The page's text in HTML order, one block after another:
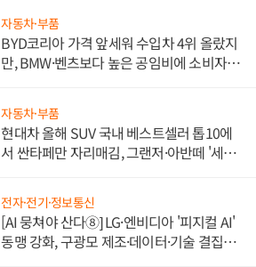
자동차·부품
BYD코리아 가격 앞세워 수입차 4위 올랐지
만, BMW·벤츠보다 높은 공임비에 소비자
자동차·부품
현대차 올해 SUV 국내 베스트셀러 톱10에
서 싼타페만 자리매김, 그랜저·아반떼 '세단
전자·전기·정보통신
[AI 뭉쳐야 산다⑧] LG·엔비디아 '피지컬 AI'
동맹 강화, 구광모 제조·데이터·기술 결집